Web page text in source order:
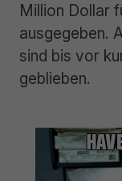
Million Dollar
ausgegeben.
sind bis vor
geblieben.